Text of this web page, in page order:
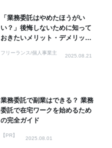
「業務委託はやめたほうがい
い？」後悔しないために知って
おきたいメリット・デメリット
フリーランス/個人事業主
2025.08.21
業務委託で副業はできる？ 業務
委託で在宅ワークを始めるため
の完全ガイド
【PR】
2025.08.01